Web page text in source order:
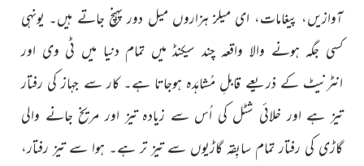
آوازیں، پیغامات، ای میلز ہزاروں میل دور پہنچ جاتے ہیں۔ یونہی
کسی جگہ ہونے والا واقعہ چند سیکنڈ میں تمام دنیا میں ٹی وی اور
انٹرنیٹ کے ذریعے قابلِ مُشاہَدہ ہوجاتا ہے۔ کار سے جہاز کی رفتار
تیز ہے اور خلائی شٹل کی اُس سے زیادہ تیز اور مریخ جانے والی
گاڑی کی رفتار تمام سابِقہ گاڑیوں سے تیز تر ہے۔ ہوا سے تیز رفتار،